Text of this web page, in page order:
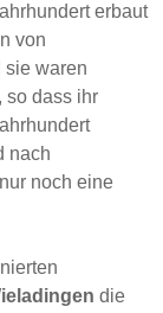
erbaut
von
waren
so dass ihr
nach
noch eine
die